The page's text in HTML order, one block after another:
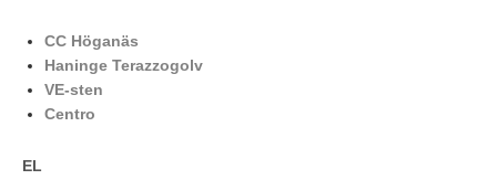
CC Höganäs
Haninge Terazzogolv
VE-sten
Centro
EL